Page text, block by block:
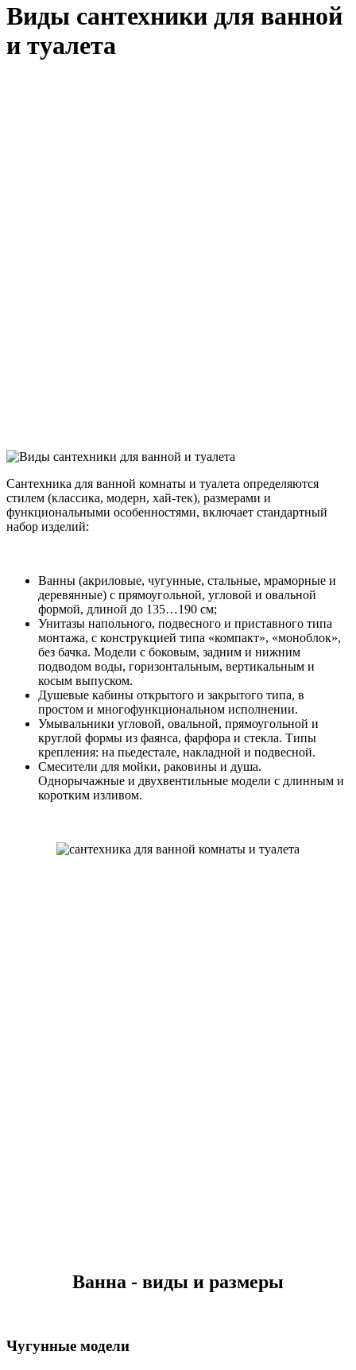
Виды сантехники для ванной
и туалета
Сантехника для ванной комнаты и туалета определяются
стилем (классика, модерн, хай-тек), размерами и
функциональными особенностями, включает стандартный
набор изделий:
Ванны (акриловые, чугунные, стальные, мраморные и
деревянные) с прямоугольной, угловой и овальной
формой, длиной до 135…190 см;
Унитазы напольного, подвесного и приставного типа
монтажа, с конструкцией типа «компакт», «моноблок»,
без бачка. Модели с боковым, задним и нижним
подводом воды, горизонтальным, вертикальным и
косым выпуском.
Душевые кабины открытого и закрытого типа, в
простом и многофункциональном исполнении.
Умывальники угловой, овальной, прямоугольной и
круглой формы из фаянса, фарфора и стекла. Типы
крепления: на пьедестале, накладной и подвесной.
Смесители для мойки, раковины и душа.
Однорычажные и двухвентильные модели с длинным и
коротким изливом.
Ванна - виды и размеры
Чугунные модели